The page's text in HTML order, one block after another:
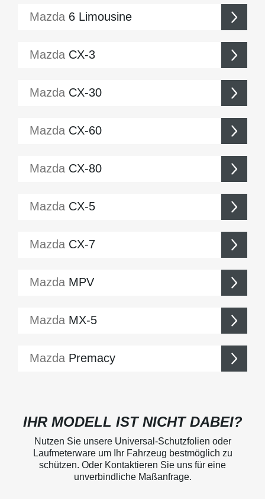
Mazda 6 Limousine
Mazda CX-3
Mazda CX-30
Mazda CX-60
Mazda CX-80
Mazda CX-5
Mazda CX-7
Mazda MPV
Mazda MX-5
Mazda Premacy
IHR MODELL IST NICHT DABEI?
Nutzen Sie unsere Universal-Schutzfolien oder
Laufmeterware um Ihr Fahrzeug bestmöglich zu
schützen. Oder Kontaktieren Sie uns für eine
unverbindliche Maßanfrage.